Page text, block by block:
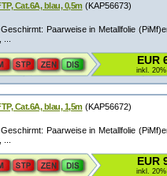
Cat.6A, blau, 0,5m (KAP56673)
Paarweise in Metallfolie
EUR
inkl.
Cat.6A, blau, 1,5m (KAP56672)
Paarweise in Metallfolie
EUR
inkl.